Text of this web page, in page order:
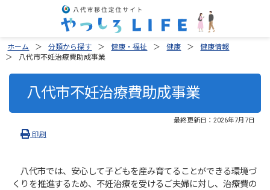
ホーム 分類から探す 健康・福祉 健康
健康情報
八代市不妊治療費助成事業
八代市不妊治療費助成事業
最終更新日： 2026年7月7日
印刷
八代市では、安心して子どもを産み育てることができる環境づ
くりを推進するため、不妊治療を受けるご夫婦に対し、治療費の